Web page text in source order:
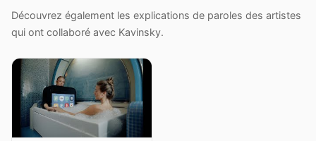
Découvrez également les explications de paroles des artistes
qui ont collaboré avec Kavinsky.